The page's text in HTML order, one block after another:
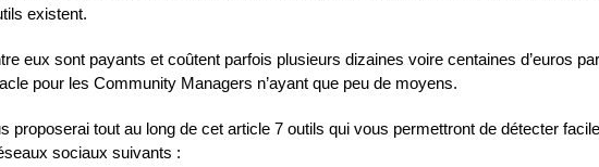
existent.
eux sont payants et coûtent parfois plusieurs dizaines voire centaines d’euros
pour les Community Managers n’ayant que peu de moyens.
proposerai tout au long de cet article 7 outils qui vous permettront de détecter
sociaux suivants :